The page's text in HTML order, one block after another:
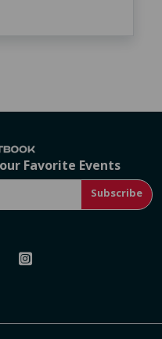
Favorite Events
Subscribe